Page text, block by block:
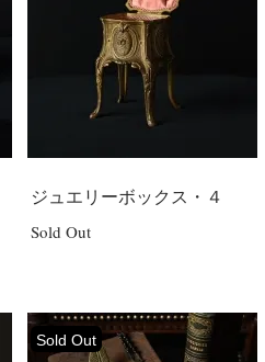
ジュエリーボックス・４
Sold Out
Sold Out